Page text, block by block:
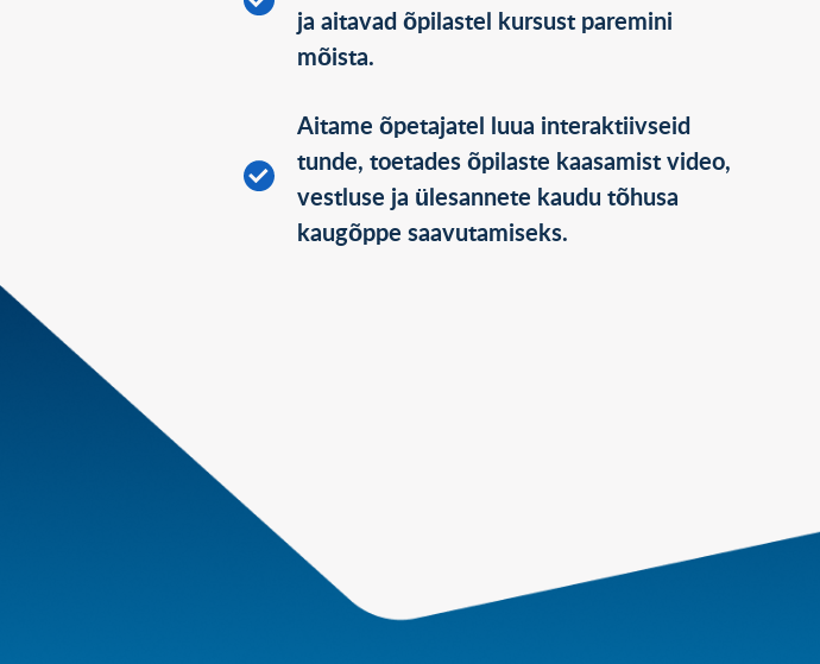
ja aitavad õpilastel kursust paremini
mõista.
Aitame õpetajatel luua interaktiivseid
tunde, toetades õpilaste kaasamist video,
vestluse ja ülesannete kaudu tõhusa
kaugõppe saavutamiseks.